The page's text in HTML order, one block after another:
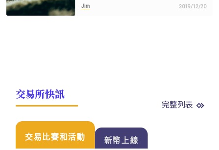
Jim 2019/12/20
交易所快訊
完整列表
交易比賽和活動 新幣上線